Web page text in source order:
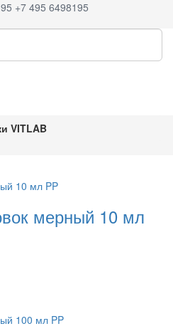
+7 495 6498195
VITLAB
мерный 10 мл